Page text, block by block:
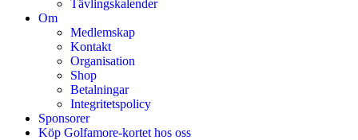
Tävlingskalender
Om
Medlemskap
Kontakt
Organisation
Shop
Betalningar
Integritetspolicy
Sponsorer
Köp Golfamore-kortet hos oss